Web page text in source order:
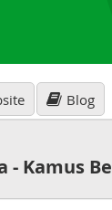
Blog
- Kamus